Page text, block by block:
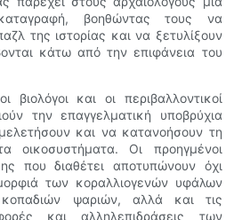
βοηθώντας τους να
της ιστορίας και να ξετυλίξουν
κάτω από την επιφάνεια του
βιολόγοι και οι περιβαλλοντικοί
την επαγγελματική υποβρύχια
και να κατανοήσουν τη
οικοσυστήματα. Οι προηγμένοι
που διαθέτει αποτυπώνουν όχι
των κοραλλιογενών υφάλων
ψαριών, αλλά και τις
και αλληλεπιδράσεις των